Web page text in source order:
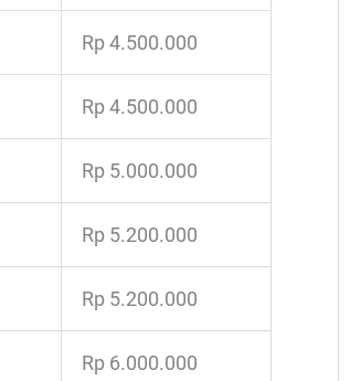
Rp 4.500.000
Rp 4.500.000
Rp 5.000.000
Rp 5.200.000
Rp 5.200.000
Rp 6.000.000